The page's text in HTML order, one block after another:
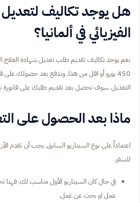
هل يوجد تكاليف لتعديل
الفيزيائي في ألمانيا؟
نعم يوجد تكاليف تقديم طلب تعديل شهادة العلاج
450 يورو أو اقل من هذا, وتدفع بعد حصولك على
التعديل. سوف تحصل بعد تقديم طلبك على فاتورة
ماذا بعد الحصول على
اعتماداً على نوع السيناريو السابق, يجب أن تقدم
للسفر.
في حال كان السيناريو الأول مناسب لك, فهنا
عمل او بحث عن عمل.